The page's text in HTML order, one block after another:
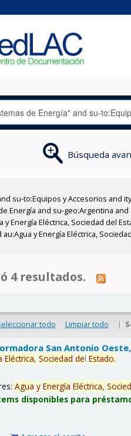
Búsqueda
to:Equipos y Accesorios and
and su-geo:Argentina
Energía Eléctrica, Sociedad del
y Energía Eléctrica,
4 resultados.
todo Limpiar todo |
San Antonio
Eléctrica, Sociedad delEstado.
Agua y Energía Eléctrica,
disponibles para